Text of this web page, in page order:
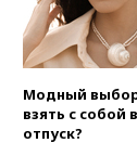
Модный
взять с собой в
отпуск?